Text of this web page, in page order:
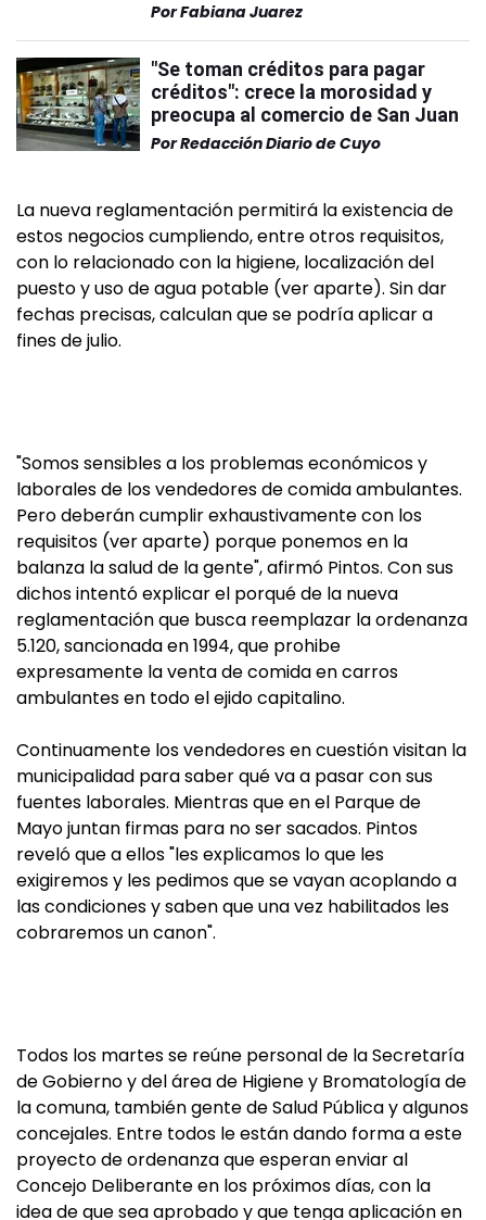
PorFabiana Juarez
"Se toman créditos para pagar
créditos": crece la morosidad y
preocupa al comercio de San Juan
PorRedacción Diario de Cuyo
La nueva reglamentación permitirá la existencia de
estos negocios cumpliendo, entre otros requisitos,
con lo relacionado con la higiene, localización del
puesto y uso de agua potable (ver aparte). Sin dar
fechas precisas, calculan que se podría aplicar a
fines de julio.
"Somos sensibles a los problemas económicos y
laborales de los vendedores de comida ambulantes.
Pero deberán cumplir exhaustivamente con los
requisitos (ver aparte) porque ponemos en la
balanza la salud de la gente", afirmó Pintos. Con sus
dichos intentó explicar el porqué de la nueva
reglamentación que busca reemplazar la ordenanza
5.120, sancionada en 1994, que prohibe
expresamente la venta de comida en carros
ambulantes en todo el ejido capitalino.
Continuamente los vendedores en cuestión visitan la
municipalidad para saber qué va a pasar con sus
fuentes laborales. Mientras que en el Parque de
Mayo juntan firmas para no ser sacados. Pintos
reveló que a ellos "les explicamos lo que les
exigiremos y les pedimos que se vayan acoplando a
las condiciones y saben que una vez habilitados les
cobraremos un canon".
Todos los martes se reúne personal de la Secretaría
de Gobierno y del área de Higiene y Bromatología de
la comuna, también gente de Salud Pública y algunos
concejales. Entre todos le están dando forma a este
proyecto de ordenanza que esperan enviar al
Concejo Deliberante en los próximos días, con la
idea de que sea aprobado y que tenga aplicación en